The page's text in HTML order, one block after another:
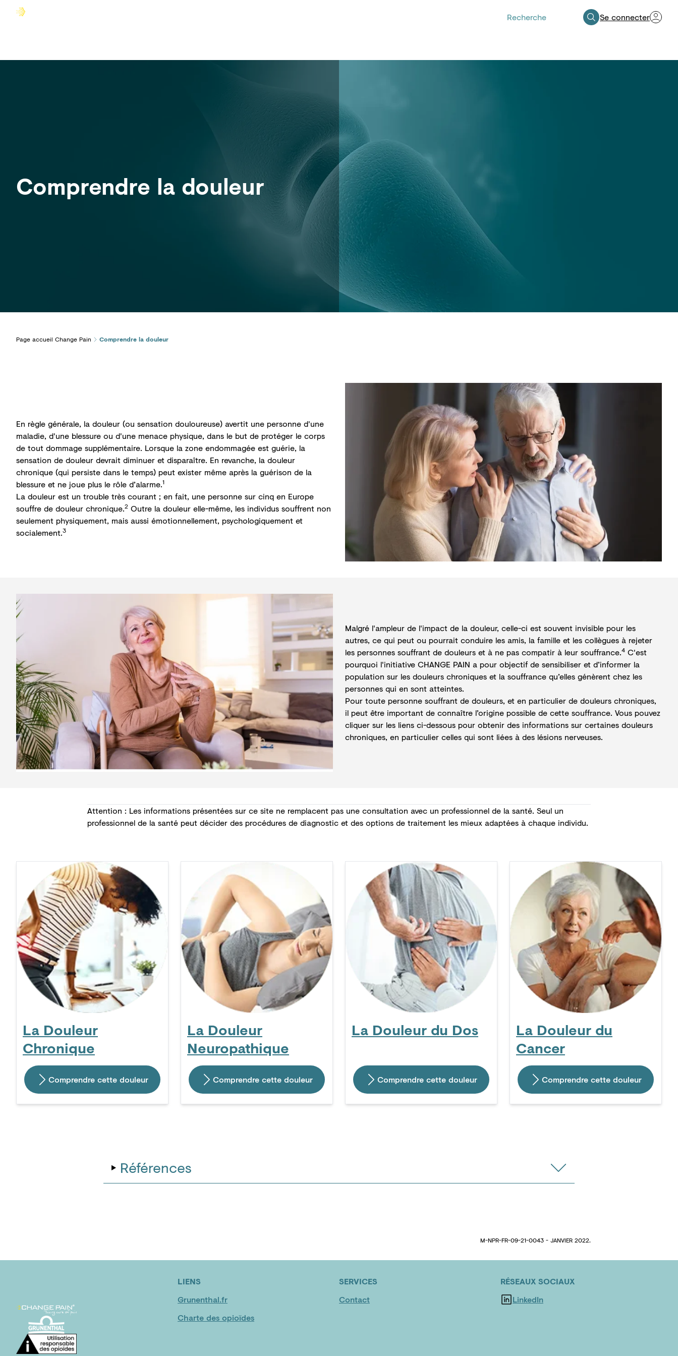
Se connecter
Comprendre la douleur
Page accueil Change Pain Comprendre la douleur
En règle générale, la douleur (ou sensation douloureuse) avertit une personne d'une
maladie, d'une blessure ou d'une menace physique, dans le but de protéger le corps
de tout dommage supplémentaire. Lorsque la zone endommagée est guérie, la
sensation de douleur devrait diminuer et disparaître. En revanche, la douleur
chronique (qui persiste dans le temps) peut exister même après la guérison de la
blessure et ne joue plus le rôle d’alarme.1
La douleur est un trouble très courant ; en fait, une personne sur cinq en Europe
souffre de douleur chronique.2 Outre la douleur elle-même, les individus souffrent non
seulement physiquement, mais aussi émotionnellement, psychologiquement et
socialement.3
Malgré l'ampleur de l'impact de la douleur, celle-ci est souvent invisible pour les
autres, ce qui peut ou pourrait conduire les amis, la famille et les collègues à rejeter
les personnes souffrant de douleurs et à ne pas compatir à leur souffrance.4 C'est
pourquoi l'initiative CHANGE PAIN a pour objectif de sensibiliser et d’informer la
population sur les douleurs chroniques et la souffrance qu’elles génèrent chez les
personnes qui en sont atteintes.
Pour toute personne souffrant de douleurs, et en particulier de douleurs chroniques,
il peut être important de connaître l’origine possible de cette souffrance. Vous pouvez
cliquer sur les liens ci-dessous pour obtenir des informations sur certaines douleurs
chroniques, en particulier celles qui sont liées à des lésions nerveuses.
Attention : Les informations présentées sur ce site ne remplacent pas une consultation avec un professionnel de la santé. Seul un
professionnel de la santé peut décider des procédures de diagnostic et des options de traitement les mieux adaptées à chaque individu.
La Douleur
Chronique
Comprendre cette douleur
La Douleur
Neuropathique
Comprendre cette douleur
La Douleur du Dos
Comprendre cette douleur
La Douleur du
Cancer
Comprendre cette douleur
Références
M-NPR-FR-09-21-0043 - JANVIER 2022.
LIENS
Grunenthal.fr
Charte des opioïdes
SERVICES
Contact
RÉSEAUX SOCIAUX
LinkedIn